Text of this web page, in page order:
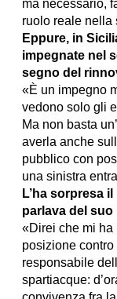
ma necessario,
ruolo reale
Eppure, in
impegnate nel
segno del
«È un impegno
vedono solo gli
Ma non basta
averla anche
pubblico con
una sinistra
L’ha sorpresa
parlava del
«Direi che mi ha
posizione
responsabile
spartiacque: